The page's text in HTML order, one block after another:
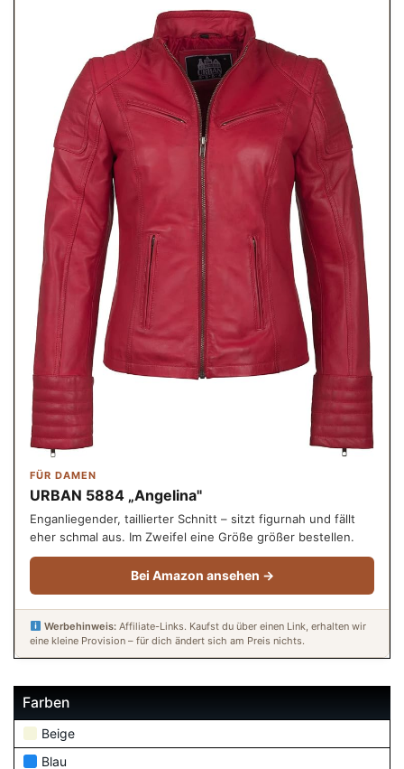
FÜR DAMEN
URBAN 5884 „Angelina"
Enganliegender, taillierter Schnitt – sitzt figurnah und fällt
eher schmal aus. Im Zweifel eine Größe größer bestellen.
Bei Amazon ansehen →
Werbehinweis:Affiliate-Links. Kaufst du über einen Link, erhalten wir
eine kleine Provision – für dich ändert sich am Preis nichts.
Farben
Beige
Blau